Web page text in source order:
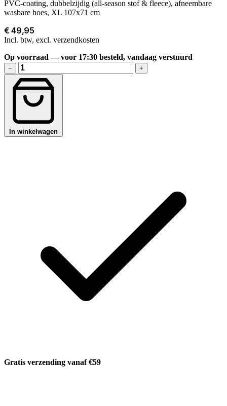
PVC-coating, dubbelzijdig (all-season stof & fleece), afneembare
wasbare hoes, XL 107x71 cm
€ 49,95
Incl. btw, excl. verzendkosten
Op voorraad — voor 17:30 besteld, vandaag verstuurd
− +
In winkelwagen
Gratis verzending vanaf €59